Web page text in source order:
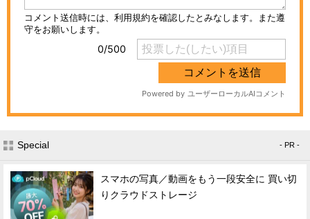
Special - PR -
スマホの写真／動画をもう一段安全に 買い切
りクラウドストレージ